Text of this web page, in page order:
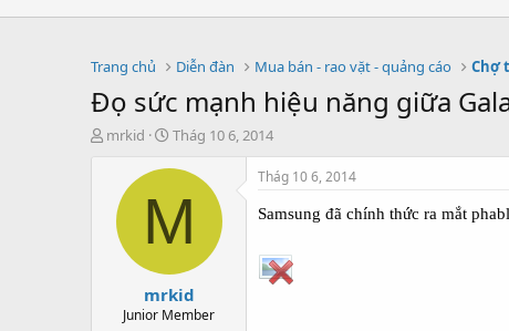
Trang chủ Diễn đàn Mua bán - rao vặt - quảng cáo Chợ
Đọ sức mạnh hiệu năng giữa
T
mrkid
S
a
t
d
t
e
Thág 10 6, 2014
M
mrkid
Junior Member
Thág 10 6, 2014
Samsung đã chính thức ra mắt